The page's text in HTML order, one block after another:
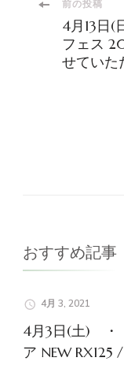
投
シ
ョ
ン
前の投稿
4月13日
フェス
せていた
おすすめ記事
4月 3, 2021
4月3日(土) ・
ア NEW RX125